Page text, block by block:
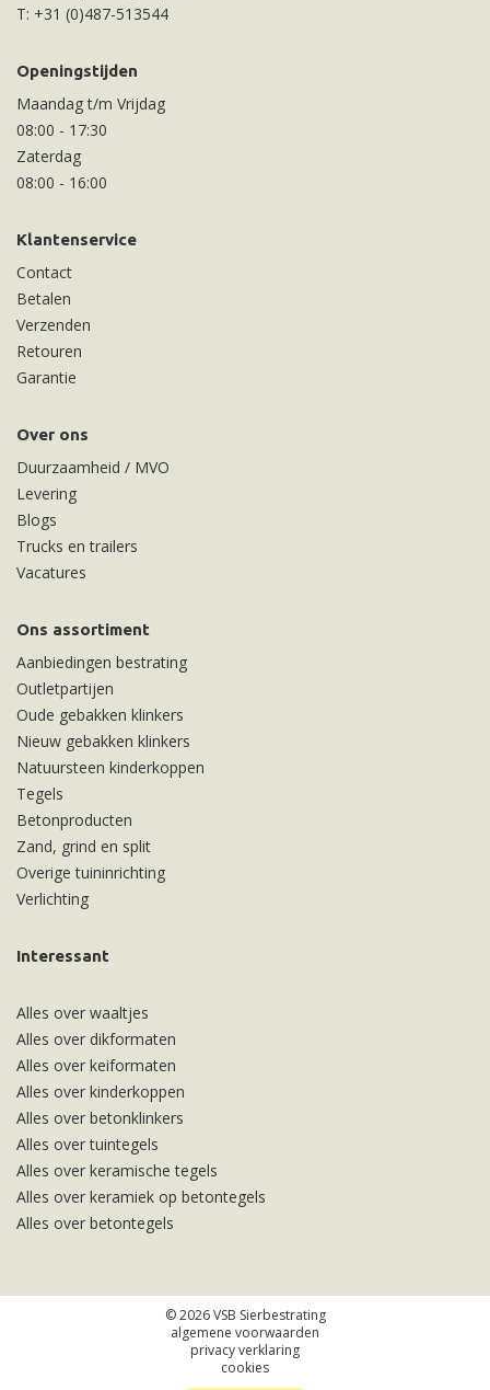
T: +31 (0)487-513544
Openingstijden
Maandag t/m Vrijdag
08:00 - 17:30
Zaterdag
08:00 - 16:00
Klantenservice
Contact
Betalen
Verzenden
Retouren
Garantie
Over ons
Duurzaamheid / MVO
Levering
Blogs
Trucks en trailers
Vacatures
Ons assortiment
Aanbiedingen bestrating
Outletpartijen
Oude gebakken klinkers
Nieuw gebakken klinkers
Natuursteen kinderkoppen
Tegels
Betonproducten
Zand, grind en split
Overige tuininrichting
Verlichting
Interessant
Alles over waaltjes
Alles over dikformaten
Alles over keiformaten
Alles over kinderkoppen
Alles over betonklinkers
Alles over tuintegels
Alles over keramische tegels
Alles over keramiek op betontegels
Alles over betontegels
© 2026 VSB Sierbestrating
algemene voorwaarden
privacy verklaring
cookies